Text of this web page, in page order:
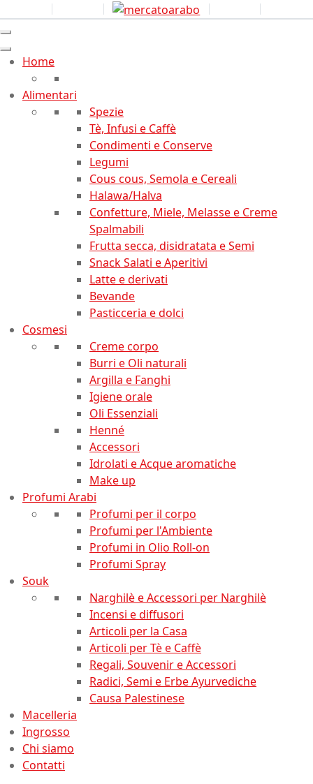
Home
Alimentari
Spezie
Tè, Infusi e Caffè
Condimenti e Conserve
Legumi
Cous cous, Semola e Cereali
Halawa/Halva
Confetture, Miele, Melasse e Creme
Spalmabili
Frutta secca, disidratata e Semi
Snack Salati e Aperitivi
Latte e derivati
Bevande
Pasticceria e dolci
Cosmesi
Creme corpo
Burri e Oli naturali
Argilla e Fanghi
Igiene orale
Oli Essenziali
Henné
Accessori
Idrolati e Acque aromatiche
Make up
Profumi Arabi
Profumi per il corpo
Profumi per l'Ambiente
Profumi in Olio Roll-on
Profumi Spray
Souk
Narghilè e Accessori per Narghilè
Incensi e diffusori
Articoli per la Casa
Articoli per Tè e Caffè
Regali, Souvenir e Accessori
Radici, Semi e Erbe Ayurvediche
Causa Palestinese
Macelleria
Ingrosso
Chi siamo
Contatti